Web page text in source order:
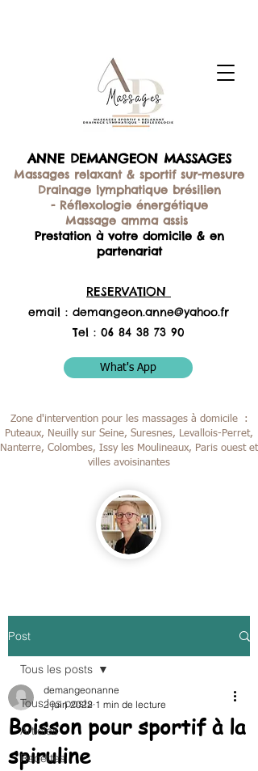
ANNE DEMANGEON MASSAGES
Massages relaxant & sportif sur-mesure
Drainage lymphatique brésilien
- Réflexologie énergétique
Massage amma assis
Prestation à votre domicile & en
partenariat
RESERVATION
email : demangeon.anne@yahoo.fr
Tel : 06 84 38 73 90
What's App
Zone d'intervention pour les massages à domicile :
Puteaux, Neuilly sur Seine, Suresnes, Levallois-Perret,
Nanterre, Colombes, Issy les Moulineaux, Paris ouest et
villes avoisinantes
Post
Tous les posts
Articles
Recettes
Tous les posts
Boisson pour sportif à la
spiruline
demangeonanne
2 juin 2022 1 min de lecture